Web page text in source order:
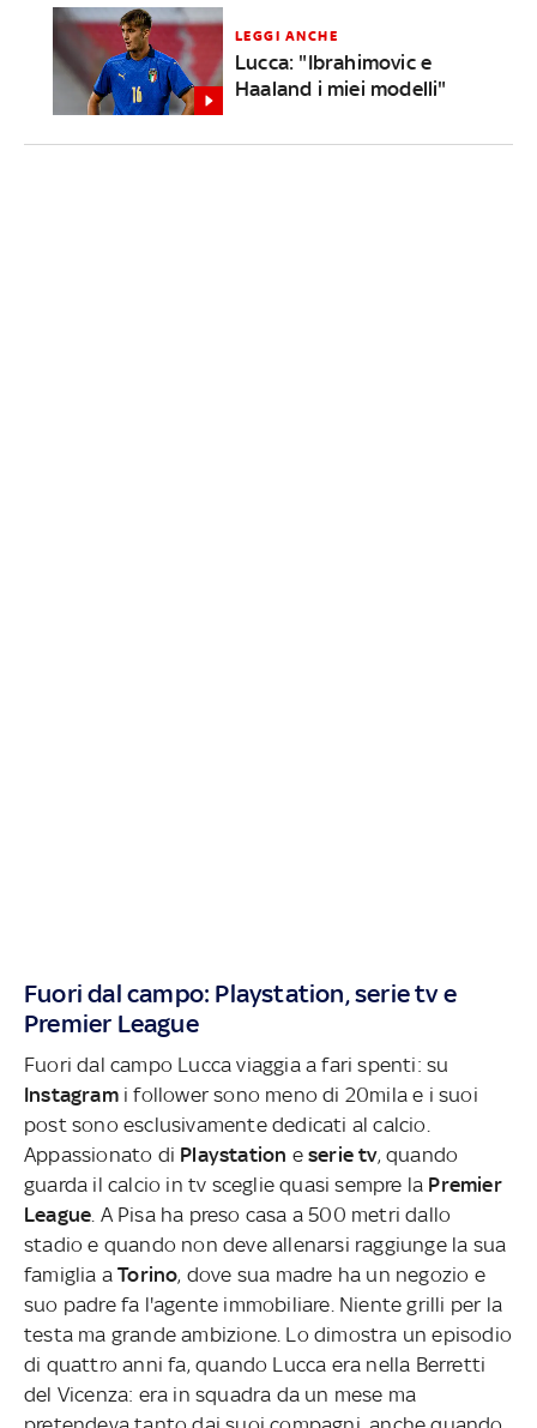
LEGGI ANCHE
Lucca: "Ibrahimovic e
Haaland i miei modelli"
Fuori dal campo: Playstation, serie tv e
Premier League
Fuori dal campo Lucca viaggia a fari spenti: su
Instagram i follower sono meno di 20mila e i suoi
post sono esclusivamente dedicati al calcio.
Appassionato di Playstation eserie tv, quando
guarda il calcio in tv sceglie quasi sempre la Premier
League . A Pisa ha preso casa a 500 metri dallo
stadio e quando non deve allenarsi raggiunge la sua
famiglia aTorino, dove sua madre ha un negozio e
suo padre fa l'agente immobiliare. Niente grilli per la
testa ma grande ambizione. Lo dimostra un episodio
di quattro anni fa, quando Lucca era nella Berretti
del Vicenza: era in squadra da un mese ma